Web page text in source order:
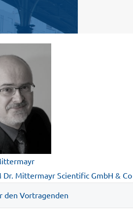
Dr. Mittermayr Scientific GmbH & Co
den Vortragenden